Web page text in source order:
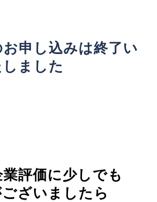
申し込みは終了い
ました
評価に少しでも
ざいましたら